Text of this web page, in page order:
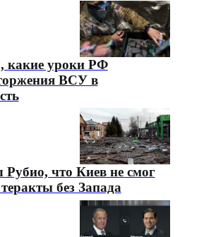
какие уроки РФ
ВСУ в
Рубио, что Киев не смог
без Запада